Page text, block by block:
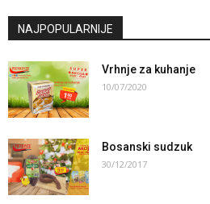
NAJPOPULARNIJE
Vrhnje za kuhanje
10/07/2020
Bosanski sudzuk
30/12/2017